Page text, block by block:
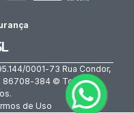
0001-73 Rua Condor,
- 86708-384 © Todos os
de Uso